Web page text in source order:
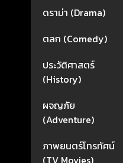
ดราม่า (Drama)
ตลก (Comedy)
ประวัติศาสตร์
(History)
ผจญภัย
(Adventure)
ภาพยนตร์โทรทัศน์
(TV Movies)